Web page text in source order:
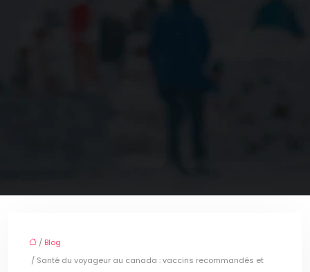
/ Blog
/ Santé du voyageur au canada : vaccins recommandés et